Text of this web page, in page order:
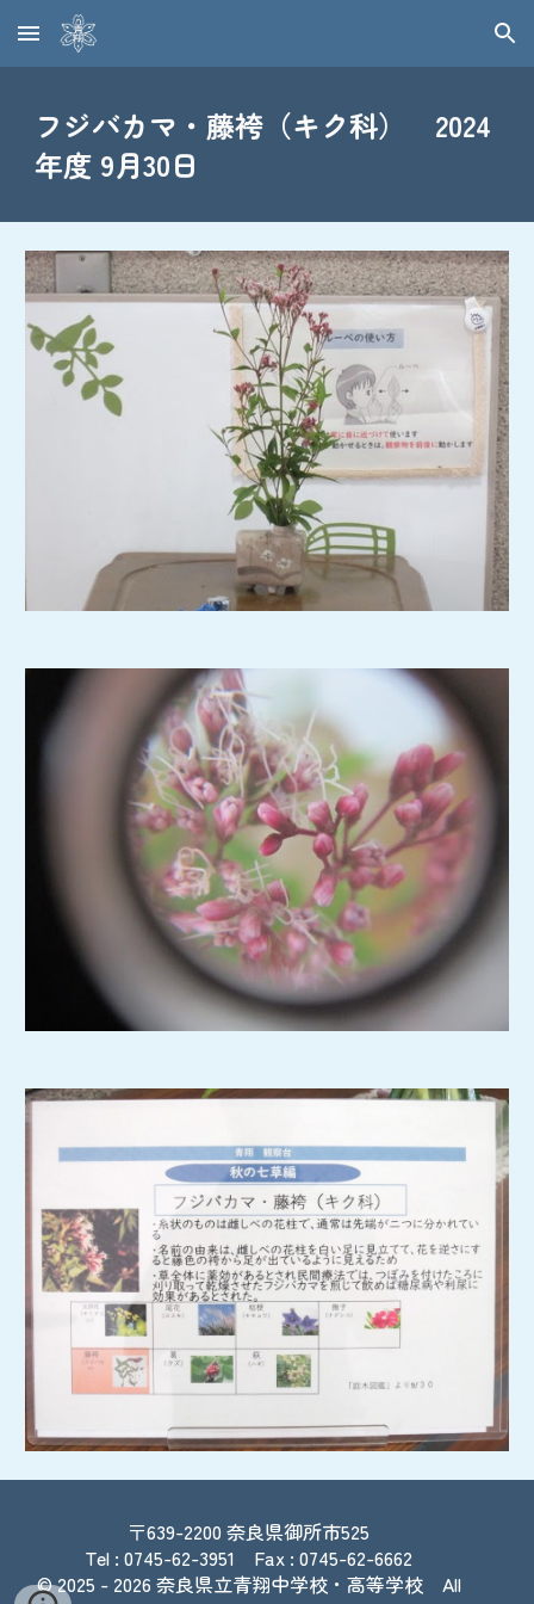
Skip to main content Skip to navigation
フジバカマ・藤袴（キク科） 2024
年度 9月30日
〒639-2200奈良県御所市525
Tel : 0745-62-3951 Fax : 0745-62-6662
© 2025 - 2026 奈良県立青翔中学校・高等学校 All